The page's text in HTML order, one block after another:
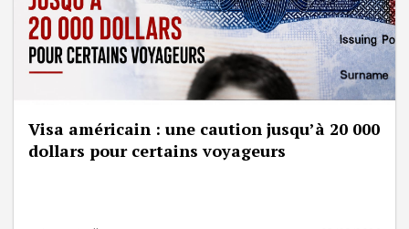
Visa américain : une caution jusqu’à 20 000
dollars pour certains voyageurs